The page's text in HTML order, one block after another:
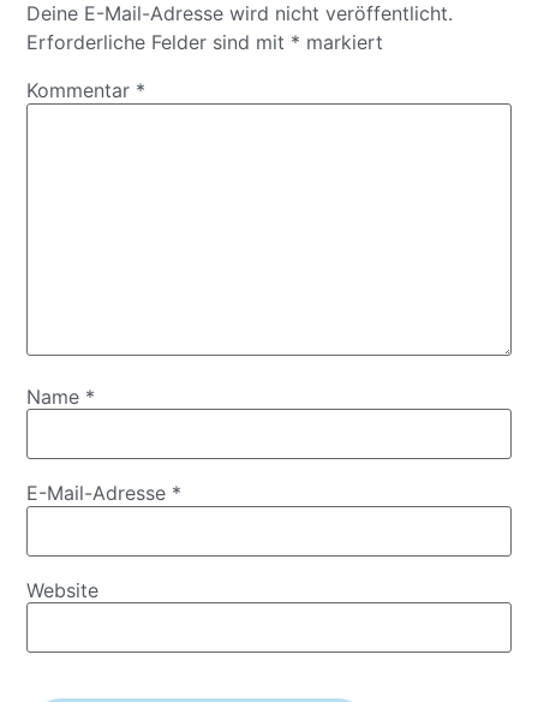
Deine E-Mail-Adresse wird nicht veröffentlicht.
Erforderliche Felder sind mit * markiert
Kommentar *
Name *
E-Mail-Adresse *
Website